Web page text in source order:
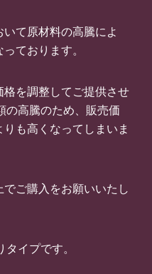
て原材料の高騰によ
ております。
を調整してご提供させ
の高騰のため、販売価
も高くなってしまいま
ご購入をお願いいたし
イプです。